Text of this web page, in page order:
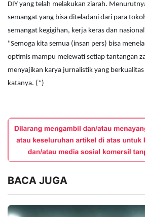
DIY yang telah melakukan ziarah.
semangat yang bisa diteladani dari para
semangat kegigihan, kerja keras dan
"Semoga kita semua (insan pers) bisa
optimis mampu melewati setiap tantangan
menyajikan karya jurnalistik yang
katanya. (*)
BACA JUGA